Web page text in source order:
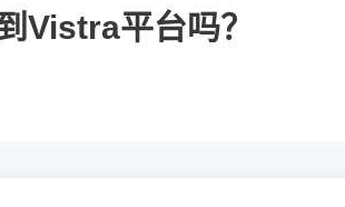
Vistra平台吗？